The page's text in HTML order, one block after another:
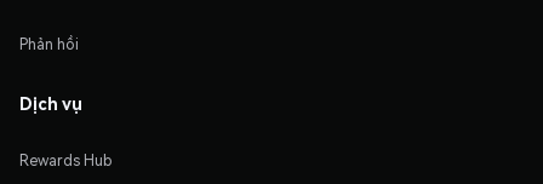
Phản hồi
Dịch vụ
Rewards Hub